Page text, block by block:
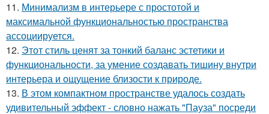
11. Минимализм в интерьере с простотой и
максимальной функциональностью пространства
ассоциируется.
12. Этот стиль ценят за тонкий баланс эстетики и
функциональности, за умение создавать тишину внутри
интерьера и ощущение близости к природе.
13. В этом компактном пространстве удалось создать
удивительный эффект - словно нажать "Пауза" посреди